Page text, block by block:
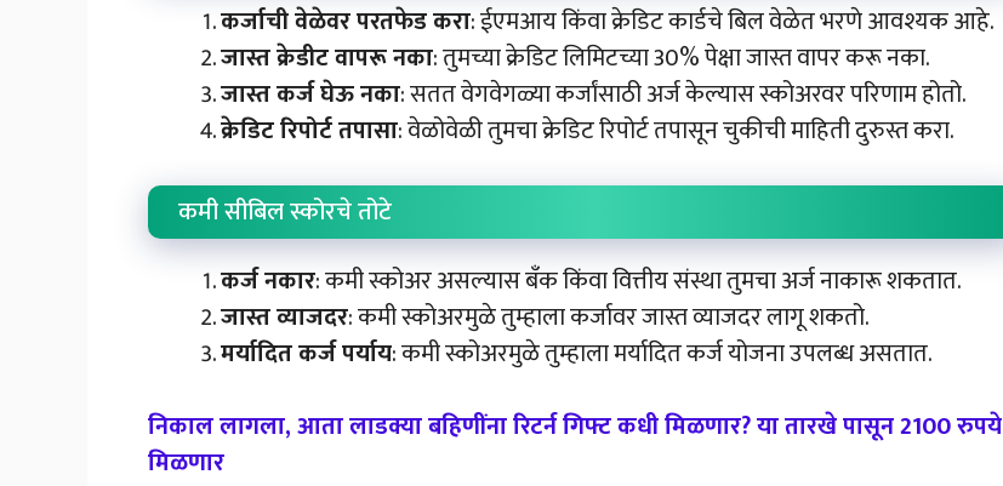
कर्जाची वेळेवर परतफेड करा: ईएमआय किंवा क्रेडिट कार्डचे बिल वेळेत भरणे आवश्यक आहे.
जास्त क्रेडीट वापरू नका: तुमच्या क्रेडिट लिमिटच्या 30% पेक्षा जास्त वापर करू नका.
जास्त कर्ज घेऊ नका: सतत वेगवेगळ्या कर्जांसाठी अर्ज केल्यास स्कोअरवर परिणाम होतो.
क्रेडिट रिपोर्ट तपासा: वेळोवेळी तुमचा क्रेडिट रिपोर्ट तपासून चुकीची माहिती दुरुस्त करा.
कमी सीबिल स्कोरचे तोटे
कर्ज नकार: कमी स्कोअर असल्यास बँक किंवा वित्तीय संस्था तुमचा अर्ज नाकारू शकतात.
जास्त व्याजदर: कमी स्कोअरमुळे तुम्हाला कर्जावर जास्त व्याजदर लागू शकतो.
मर्यादित कर्ज पर्याय: कमी स्कोअरमुळे तुम्हाला मर्यादित कर्ज योजना उपलब्ध असतात.
निकाल लागला, आता लाडक्या बहिणींना रिटर्न गिफ्ट कधी मिळणार? या तारखे पासून 2100 रुपये
मिळणार